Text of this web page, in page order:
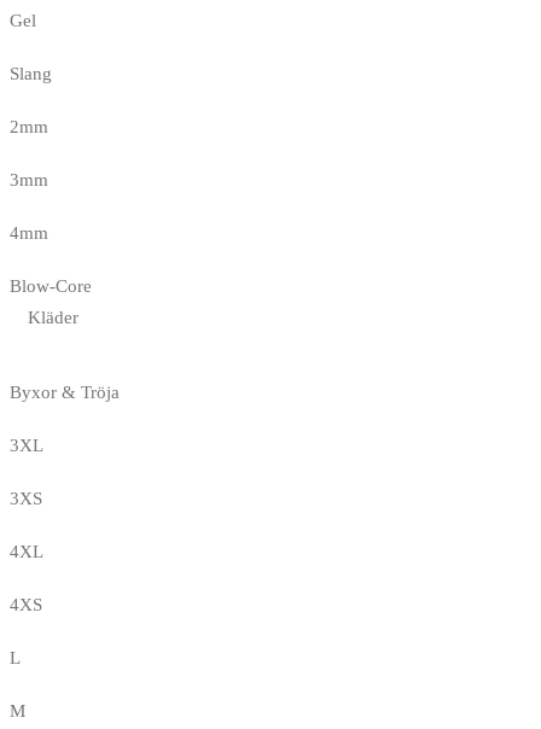
Gel
Slang
2mm
3mm
4mm
Blow-Core
Kläder
Byxor & Tröja
3XL
3XS
4XL
4XS
L
M